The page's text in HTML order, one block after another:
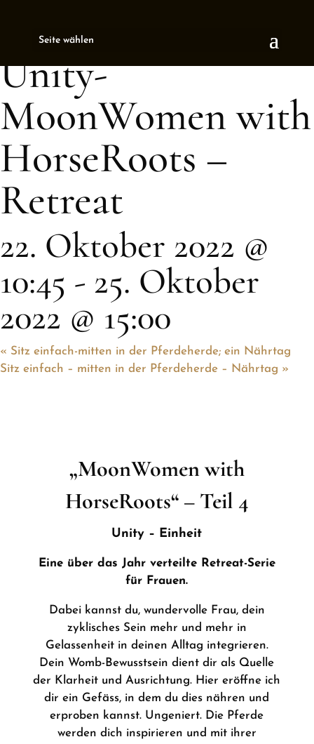
Seite wählen
This event has passed.
Unity-
MoonWomen with
HorseRoots –
Retreat
22. Oktober 2022 @
10:45 - 25. Oktober
2022 @ 15:00
« Sitz einfach-mitten in der Pferdeherde; ein Nährtag
Sitz einfach – mitten in der Pferdeherde – Nährtag »
„MoonWomen with
HorseRoots“ – Teil 4
Unity – Einheit
Eine über das Jahr verteilte Retreat-Serie
für Frauen.
Dabei kannst du, wundervolle Frau, dein
zyklisches Sein mehr und mehr in
Gelassenheit in deinen Alltag integrieren.
Dein Womb-Bewusstsein dient dir als Quelle
der Klarheit und Ausrichtung. Hier eröffne ich
dir ein Gefäss, in dem du dies nähren und
erproben kannst. Ungeniert. Die Pferde
werden dich inspirieren und mit ihrer